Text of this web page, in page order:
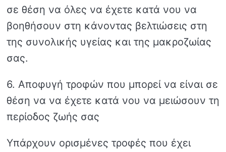
σε θέση να όλες να έχετε κατά νου να
βοηθήσουν στη κάνοντας βελτιώσεις στη
της συνολικής υγείας και της μακροζωίας
σας.
6. Αποφυγή τροφών που μπορεί να είναι σε
θέση να να έχετε κατά νου να μειώσουν τη
περίοδος ζωής σας
Υπάρχουν ορισμένες τροφές που έχει